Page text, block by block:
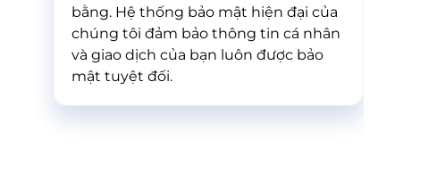
bằng. Hệ thống bảo mật hiện đại của
chúng tôi đảm bảo thông tin cá nhân
và giao dịch của bạn luôn được bảo
mật tuyệt đối.